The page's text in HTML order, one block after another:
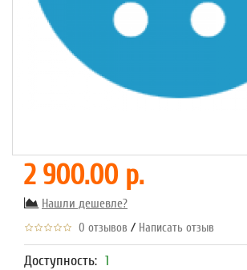
2 900.00 р.
Нашли дешевле?
0 отзывов / Написать отзыв
Доступность: 1